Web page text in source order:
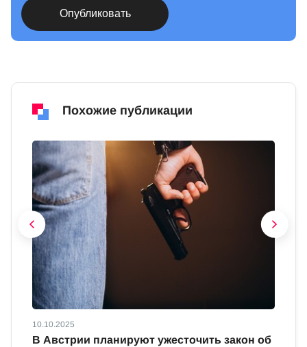
Похожие публикации
10.10.2025
В Австрии планируют ужесточить закон об